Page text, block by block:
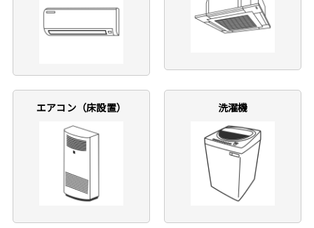
エアコン（床設置） 洗濯機